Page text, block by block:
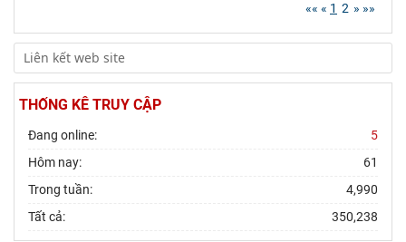
«« « 1 2 » »»
THỐNG KÊ TRUY CẬP
Đang online:
5
Hôm nay:
61
Trong tuần:
4,990
Tất cả:
350,238